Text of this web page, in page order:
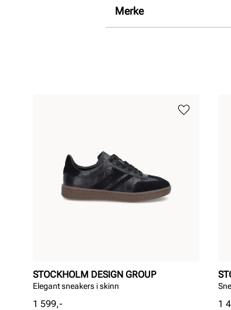
Overdel:
Merke
STOCKHOLM DESIGN GROUP
Elegant sneakers i skinn
Pris
1 599,- 1